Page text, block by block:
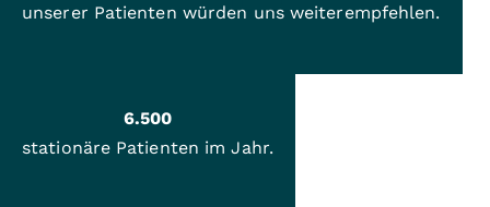
unserer Patienten würden uns weiterempfehlen.
6.500
stationäre Patienten im Jahr.